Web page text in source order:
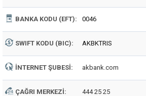
BANKA KODU (EFT): 0046
SWIFT KODU (BIC): AKBKTRIS
İNTERNET ŞUBESI: akbank.com
ÇAĞRI MERKEZI: 444 25 25